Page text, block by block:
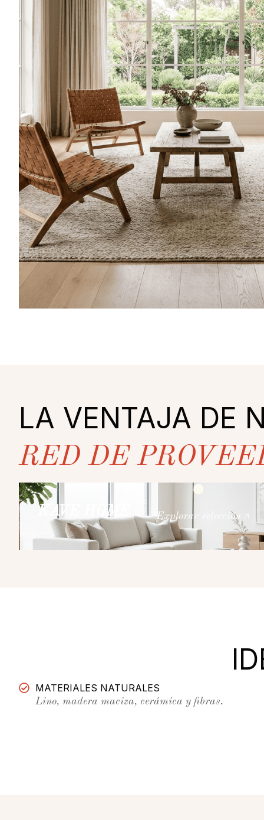
LA VENTAJA DE
RED DE
KAVE HOME Explorar selección
MATERIALES NATURALES
Lino, madera maciza, cerámica y fibras.